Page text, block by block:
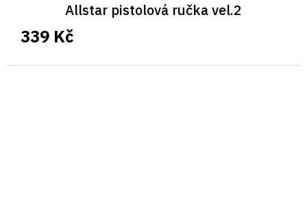
Allstar pistolová ručka vel.2
339 Kč